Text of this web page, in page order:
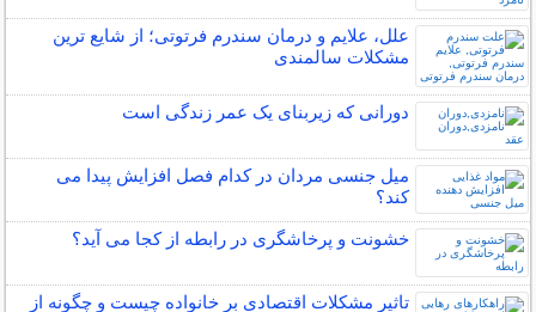
علل، علایم و درمان سندرم فرتوتی؛ از شایع ترین
مشکلات سالمندی
دورانی که زیربنای یک عمر زندگی‌ است
میل جنسی مردان در کدام فصل افزایش پیدا می
کند؟
خشونت و پرخاشگری در رابطه از کجا می آید؟
تاثیر مشکلات اقتصادی بر خانواده چیست و چگونه از